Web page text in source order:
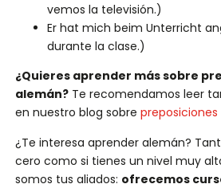
vemos la televisión.)
Er hat mich beim Unterricht
durante la clase.)
¿Quieres aprender más sobre
alemán?Te recomendamos leer
en nuestro blog sobre
¿Te interesa aprender alemán?
cero como si tienes un nivel muy
somos tus aliados: ofrecemos